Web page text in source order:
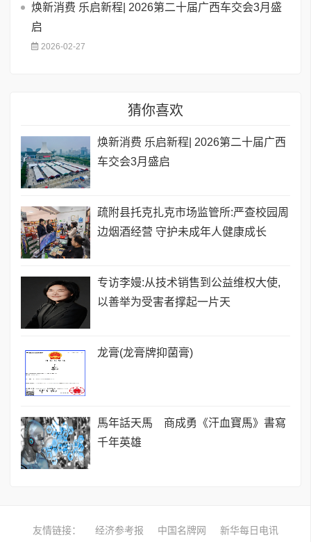
焕新消费 乐启新程| 2026第二十届广西车交会3月盛
启
2026-02-27
猜你喜欢
焕新消费 乐启新程| 2026第二十届广西
车交会3月盛启
疏附县托克扎克市场监管所:严查校园周
边烟酒经营 守护未成年人健康成长
专访李嫚:从技术销售到公益维权大使,
以善举为受害者撑起一片天
龙膏(龙膏牌抑菌膏)
馬年話天馬 商成勇《汗血寶馬》書寫
千年英雄
友情链接： 经济参考报 中国名牌网 新华每日电讯